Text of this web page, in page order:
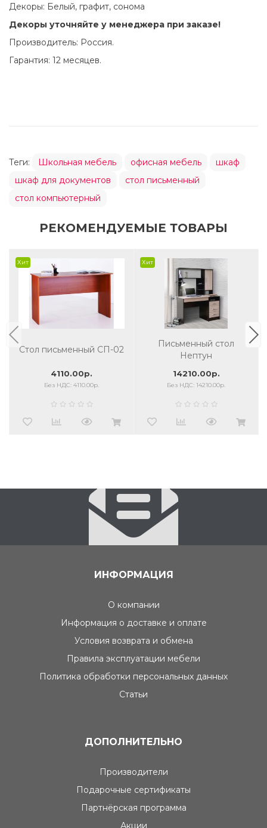
Декоры: Белый, графит, сонома
Декоры уточняйте у менеджера при заказе!
Производитель: Россия.
Гарантия: 12 месяцев.
Теги: Школьная мебель офисная мебель
шкаф
шкаф для документов
стол письменный
стол компьютерный
РЕКОМЕНДУЕМЫЕ ТОВАРЫ
Хит
Стол письменный СП-02
4110.00р.
Без НДС: 4110.00р.
Хит
Письменный стол
Нептун
14210.00р.
Без НДС: 14210.00р.
ИНФОРМАЦИЯ
О компании
Информация о доставке и оплате
Условия возврата и обмена
Правила эксплуатации мебели
Политика обработки персональных данных
Статьи
ДОПОЛНИТЕЛЬНО
Производители
Подарочные сертификаты
Партнёрская программа
Акции